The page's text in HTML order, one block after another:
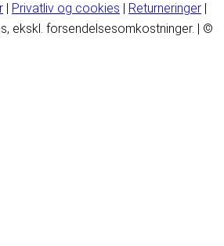
| Privatliv og cookies | Returneringer |
ekskl. forsendelsesomkostninger. | ©